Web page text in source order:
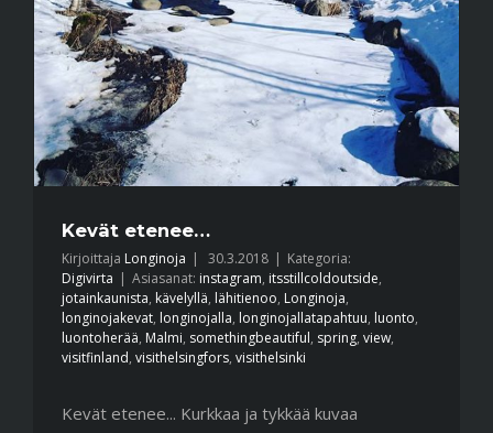
Kevät etenee…
Kirjoittaja Longinoja 30.3.2018
Kategoria:
Digivirta
Asiasanat: instagram, itsstillcoldoutside,
jotainkaunista, kävelyllä, lähitienoo, Longinoja,
longinojakevat, longinojalla, longinojallatapahtuu, luonto,
luontoherää, Malmi, somethingbeautiful, spring, view,
visitfinland, visithelsingfors, visithelsinki
Kevät etenee... Kurkkaa ja tykkää kuvaa